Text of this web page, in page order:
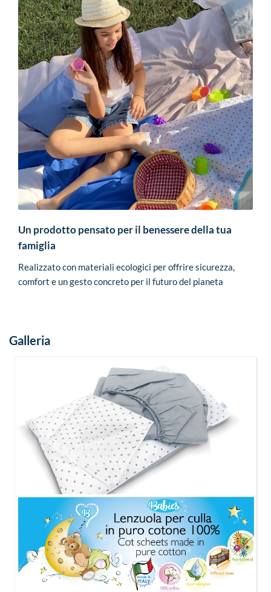
Un prodotto pensato per il benessere della tua
famiglia
Realizzato con materiali ecologici per offrire sicurezza,
comfort e un gesto concreto per il futuro del pianeta
Galleria